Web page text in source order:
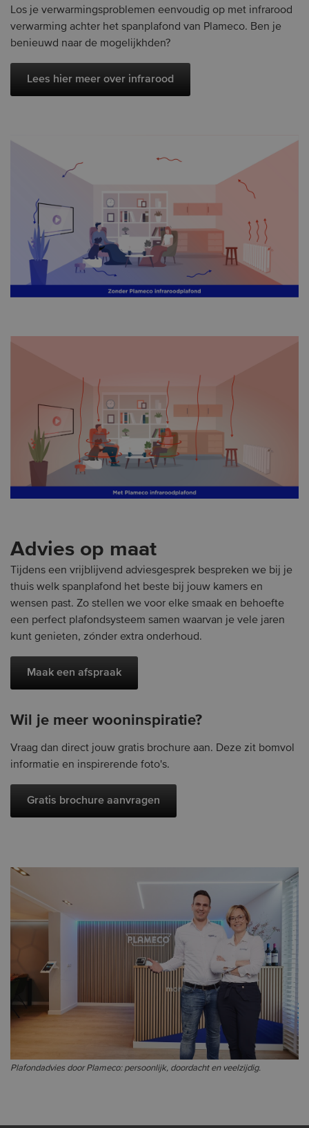
Los je verwarmingsproblemen eenvoudig op met infrarood
verwarming achter het spanplafond van Plameco. Ben je
benieuwd naar de mogelijkhden?
Lees hier meer over infrarood
Advies op maat
Tijdens een vrijblijvend adviesgesprek bespreken we bij je
thuis welk spanplafond het beste bij jouw kamers en
wensen past. Zo stellen we voor elke smaak en behoefte
een perfect plafondsysteem samen waarvan je vele jaren
kunt genieten, zónder extra onderhoud.
Maak een afspraak
Wil je meer wooninspiratie?
Vraag dan direct jouw gratis brochure aan. Deze zit bomvol
informatie en inspirerende foto's.
Gratis brochure aanvragen
Plafondadvies door Plameco: persoonlijk, doordacht en veelzijdig.